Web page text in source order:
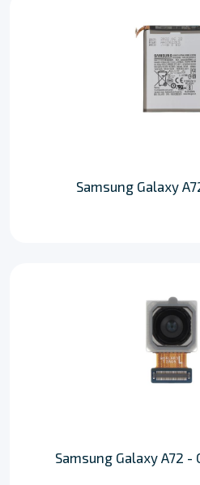
Samsung Galaxy
Samsung Galaxy A72 -